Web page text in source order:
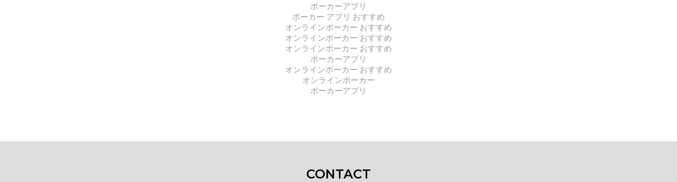
ポーカーアプリ
ポーカー アプリ おすすめ
オンラインポーカー おすすめ
オンラインポーカー おすすめ
オンラインポーカー おすすめ
ポーカーアプリ
オンラインポーカー おすすめ
オンラインポーカー
ポーカーアプリ
CONTACT